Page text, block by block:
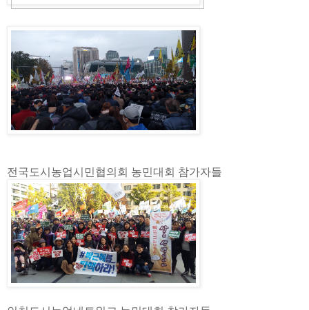
전국도시농업시민협의회 농민대회 참가자들